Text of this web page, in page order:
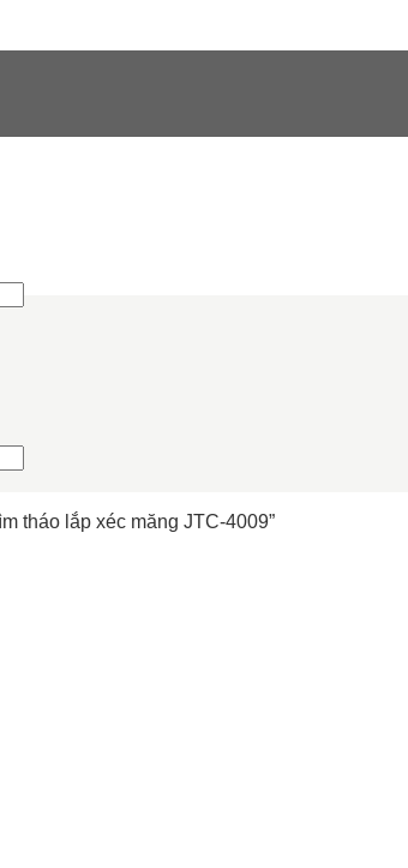
tháo lắp xéc măng JTC-4009”